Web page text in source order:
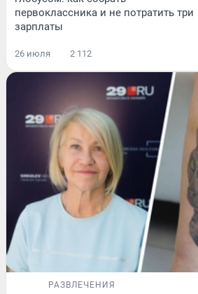
первоклассника и не потратить три
зарплаты
26 июля 2 112
РАЗВЛЕЧЕНИЯ